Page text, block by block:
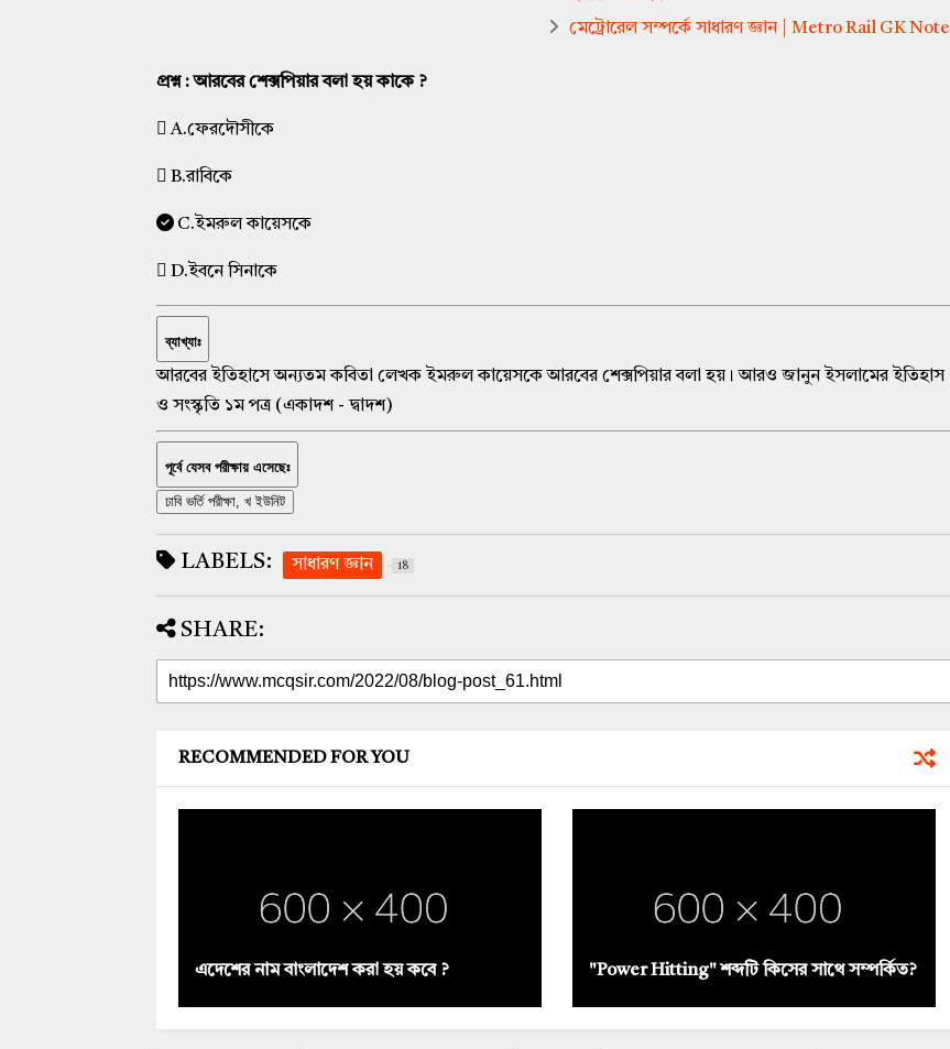
মেট্রোরেল সম্পর্কে সাধারণ জ্ঞান | Metro Rail GK Note
প্রশ্ন : আরবের শেক্সপিয়ার বলা হয় কাকে ?
A.ফেরদৌসীকে
B.রাবিকে
C.ইমরুল কায়েসকে
D.ইবনে সিনাকে
ব্যাখ্যাঃ
আরবের ইতিহাসে অন্যতম কবিতা লেখক ইমরুল কায়েসকে আরবের শেক্সপিয়ার বলা হয়। আরও জানুন ইসলামের ইতিহাস
ও সংস্কৃতি ১ম পত্র (একাদশ - দ্বাদশ)
পূর্বে যেসব পরীক্ষায় এসেছেঃ
ঢাবি ভর্তি পরীক্ষা, খ ইউনিট
LABELS: সাধারণ জ্ঞান 18
SHARE:
RECOMMENDED FOR YOU
এদেশের নাম বাংলাদেশ করা হয় কবে ? "Power Hitting" শব্দটি কিসের সাথে সম্পর্কিত?